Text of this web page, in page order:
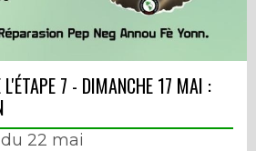
L'ÉTAPE 7 - DIMANCHE 17 MAI :
22 mai